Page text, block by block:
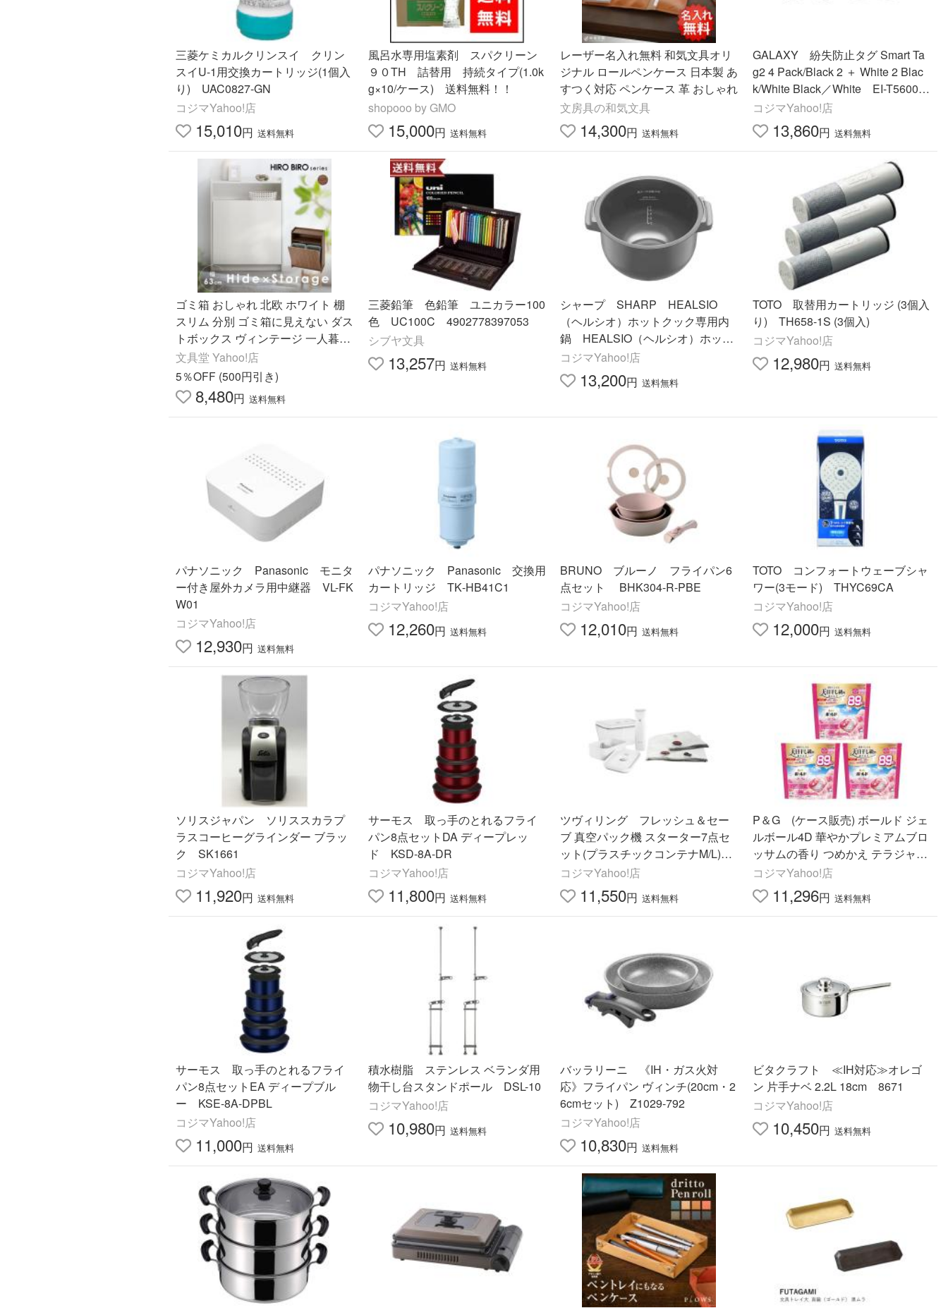
三菱ケミカルクリンスイ クリン
スイU-1用交換カートリッジ(1個入
り) UAC0827‐GN
コジマYahoo!店
15,010円 送料無料
風呂水専用塩素剤 スパクリーン
９０TH 詰替用 持続タイプ(1.0k
g×10/ケース) 送料無料！！
shopooo by GMO
15,000円 送料無料
レーザー名入れ無料 和気文具オリ
ジナル ロールペンケース 日本製 あ
すつく対応 ペンケース 革 おしゃれ
文房具の和気文具
14,300円 送料無料
GALAXY 紛失防止タグ Smart Ta
g2 4 Pack/Black 2 ＋ White 2 Blac
k/White Black／White EI-T5600K
WEGJP
コジマYahoo!店
13,860円 送料無料
ゴミ箱 おしゃれ 北欧 ホワイト 棚
スリム 分別 ゴミ箱に見えない ダス
トボックス ヴィンテージ 一人暮ら
し 新生活 アイリスオーヤマ HIRO
BIRO WPS-630 *
文具堂 Yahoo!店
5％OFF (500円引き)
8,480円 送料無料
三菱鉛筆 色鉛筆 ユニカラー100
色 UC100C 4902778397053
シブヤ文具
13,257円 送料無料
シャープ SHARP HEALSIO
（ヘルシオ）ホットクック専用内
鍋 HEALSIO（ヘルシオ）ホット
クック TJKN2FBA
コジマYahoo!店
13,200円 送料無料
TOTO 取替用カートリッジ (3個入
り) TH658-1S (3個入)
コジマYahoo!店
12,980円 送料無料
パナソニック Panasonic モニタ
ー付き屋外カメラ用中継器 VL-FK
W01
コジマYahoo!店
12,930円 送料無料
パナソニック Panasonic 交換用
カートリッジ TK‐HB41C1
コジマYahoo!店
12,260円 送料無料
BRUNO ブルーノ フライパン6
点セット BHK304-R-PBE
コジマYahoo!店
12,010円 送料無料
TOTO コンフォートウェーブシャ
ワー(3モード) THYC69CA
コジマYahoo!店
12,000円 送料無料
ソリスジャパン ソリススカラプ
ラスコーヒーグラインダー ブラッ
ク SK1661
コジマYahoo!店
11,920円 送料無料
サーモス 取っ手のとれるフライ
パン8点セットDA ディープレッ
ド KSD-8A-DR
コジマYahoo!店
11,800円 送料無料
ツヴィリング フレッシュ＆セー
ブ 真空パック機 スターター7点セ
ット(プラスチックコンテナM/L)
36808-007
コジマYahoo!店
11,550円 送料無料
P＆G (ケース販売) ボールド ジェ
ルボール4D 華やかプレミアムブロ
ッサムの香り つめかえ テラジャン
ボサイズ 267個 (89個×3)
コジマYahoo!店
11,296円 送料無料
サーモス 取っ手のとれるフライ
パン8点セットEA ディープブル
ー KSE-8A-DPBL
コジマYahoo!店
11,000円 送料無料
積水樹脂 ステンレス ベランダ用
物干し台スタンドポール DSL-10
コジマYahoo!店
10,980円 送料無料
バッラリーニ 《IH・ガス火対
応》フライパン ヴィンチ(20cm・2
6cmセット) Z1029-792
コジマYahoo!店
10,830円 送料無料
ビタクラフト ≪IH対応≫オレゴ
ン 片手ナベ 2.2L 18cm 8671
コジマYahoo!店
10,450円 送料無料